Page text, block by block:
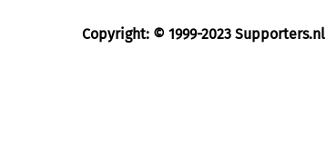
Copyright: © 1999-2023 Supporters.nl